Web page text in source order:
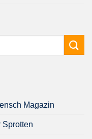
Magazin
Sprotten